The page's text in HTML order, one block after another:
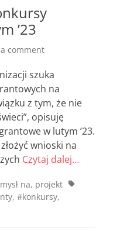
’23
comment
szuka
na
z tym, że nie
opisuję
w lutym ’23.
wnioski na
Czytaj dalej…
na, projekt Tags
, #konkursy,